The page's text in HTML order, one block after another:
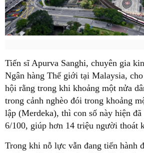
Tiến sĩ Apurva Sanghi, chuyên gia
Ngân hàng Thế giới tại Malaysia,
hội rằng trong khi khoảng một nửa
trong cảnh nghèo đói trong khoảng
lập (Merdeka), thì con số này hiện
6/100, giúp hơn 14 triệu người thoát
Trong khi nỗ lực vẫn đang tiến hành